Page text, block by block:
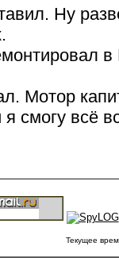
Ну
в
Мотор
я смогу всё
Текущее